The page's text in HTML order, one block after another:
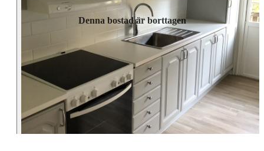
Denna bostad är borttagen